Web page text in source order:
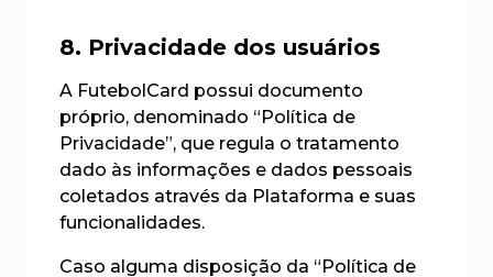
8. Privacidade dos usuários
A FutebolCard possui documento
próprio, denominado “Política de
Privacidade”, que regula o tratamento
dado às informações e dados pessoais
coletados através da Plataforma e suas
funcionalidades.
Caso alguma disposição da “Política de